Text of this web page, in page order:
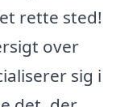
rette sted!
over
sig i